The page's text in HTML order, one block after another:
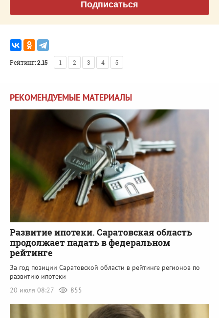
Подписаться
Рейтинг:2.15 1 2 3 4 5
РЕКОМЕНДУЕМЫЕ МАТЕРИАЛЫ
Развитие ипотеки. Саратовская область
продолжает падать в федеральном
рейтинге
За год позиции Саратовской области в рейтинге регионов по
развитию ипотеки
20 июля 08:27
855